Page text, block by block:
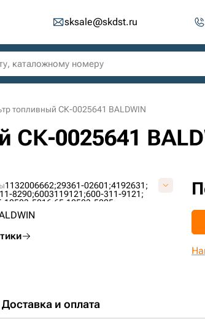
sksale@skdst.ru
топливный СК-0025641 BALDWIN
СК-0025641
1132006662;29361-02601;4192631;
8290;6003119121;600-311-9121;
5016;65.12503-5025;
BF7546;
KC 28;
Доставка и оплата